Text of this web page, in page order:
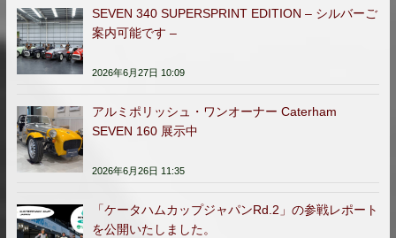
SEVEN 340 SUPERSPRINT EDITION – シルバーご
案内可能です –
2026年6月27日 10:09
アルミポリッシュ・ワンオーナー Caterham
SEVEN 160 展示中
2026年6月26日 11:35
「ケータハムカップジャパンRd.2」の参戦レポート
を公開いたしました。